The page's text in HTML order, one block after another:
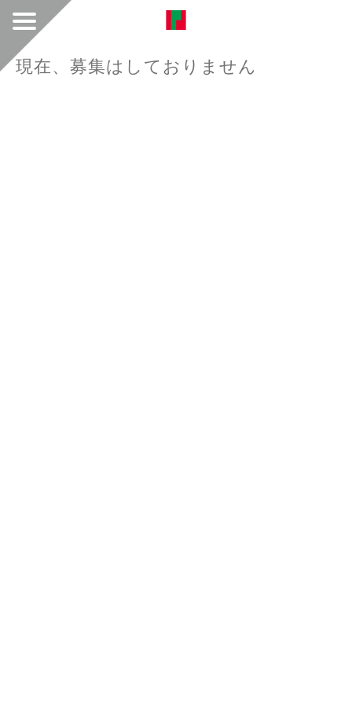
現在、募集はしておりません